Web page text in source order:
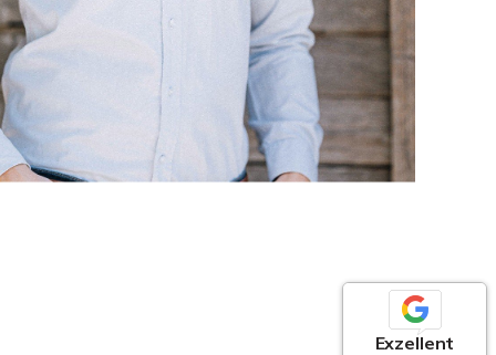
Exzellent